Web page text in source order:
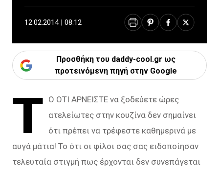
12.02.2014 | 08:12
Προσθήκη του daddy-cool.gr ως
προτεινόμενη πηγή στην Google
Τ Ο ΟΤΙ ΑΡΝΕΙΣΤΕ να ξοδεύετε ώρες
ατελείωτες στην κουζίνα δεν σημαίνει
ότι πρέπει να τρέφεστε καθημερινά με
αυγά μάτια! Το ότι οι φίλοι σας σας ειδοποίησαν
τελευταία στιγμή πως έρχονται δεν συνεπάγεται